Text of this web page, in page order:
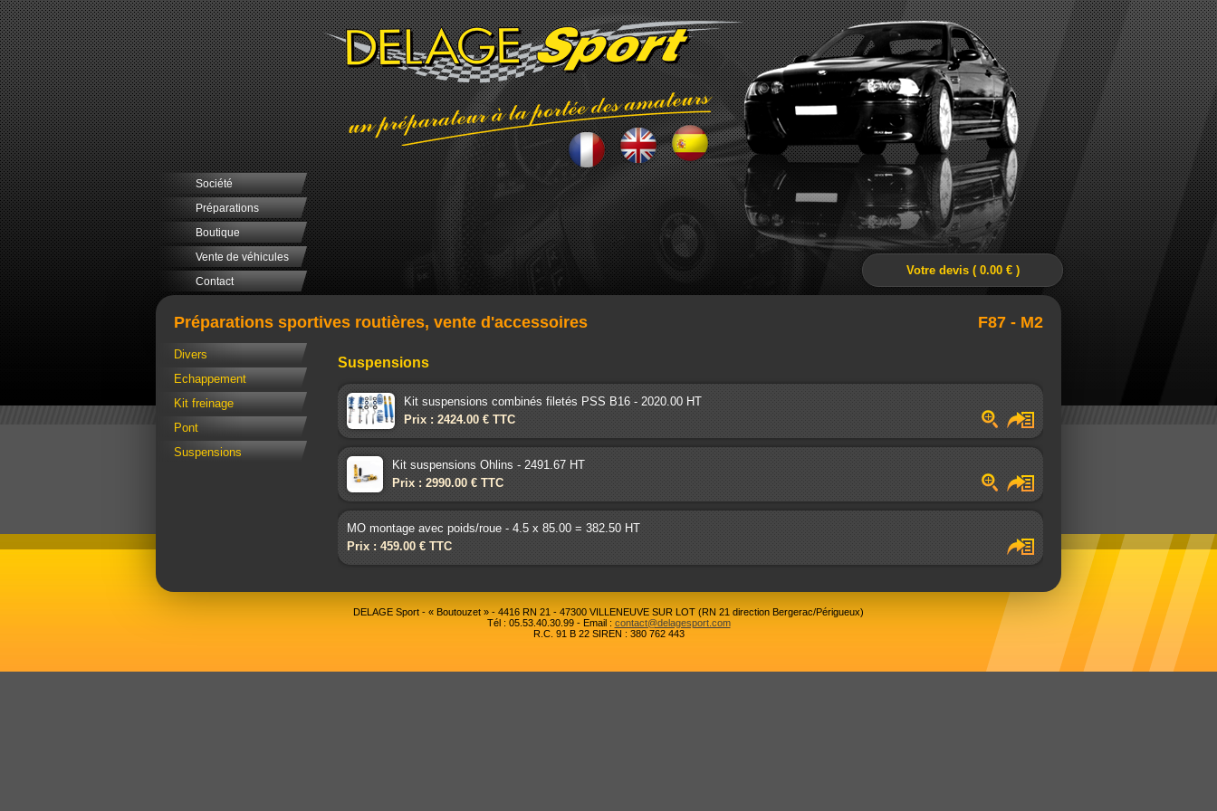
Société
Préparations
Boutique
Vente de véhicules
Contact
F87 - M2
Préparations sportives routières, vente d'accessoires
Votre devis ( 0.00 € )
Divers
Echappement
Kit freinage
Pont
Suspensions
Suspensions
Kit suspensions combinés filetés PSS B16 - 2020.00 HT
Prix : 2424.00 € TTC
Kit suspensions Ohlins - 2491.67 HT
Prix : 2990.00 € TTC
MO montage avec poids/roue - 4.5 x 85.00 = 382.50 HT
Prix : 459.00 € TTC
DELAGE Sport - « Boutouzet » - 4416 RN 21 - 47300 VILLENEUVE SUR LOT (RN 21 direction Bergerac/Périgueux)
Tél : 05.53.40.30.99 - Email : contact@delagesport.com
R.C. 91 B 22 SIREN : 380 762 443